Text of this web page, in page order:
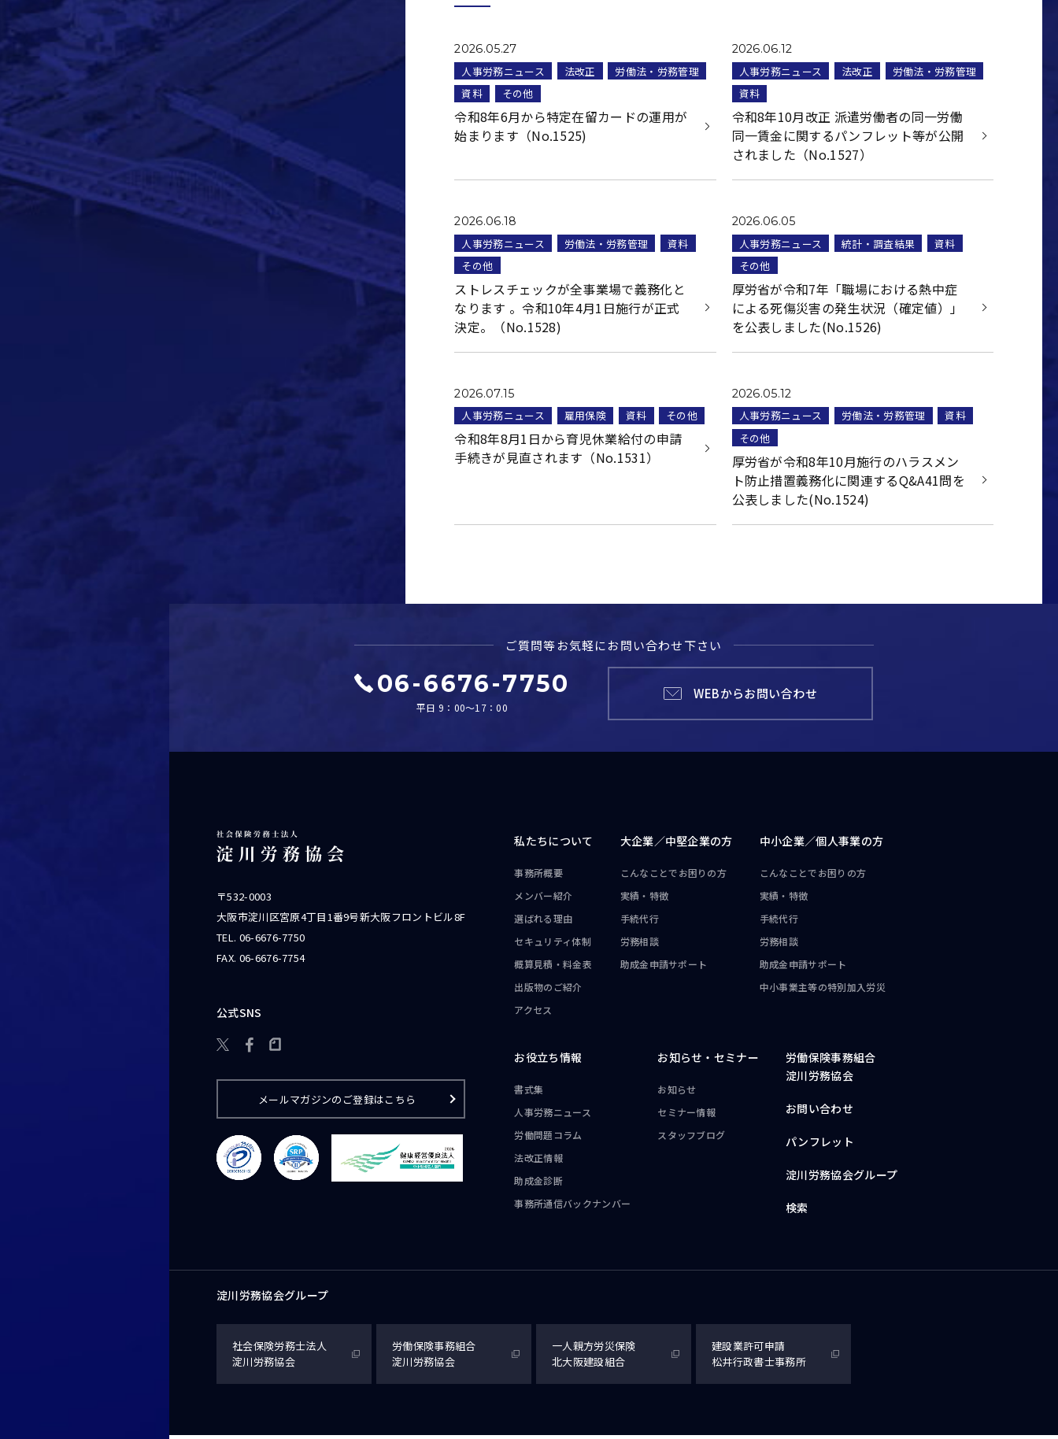
2026.05.27
人事労務ニュース 法改正
労働法・労務管理
資料
その他
令和8年6月から特定在留カードの運用が
始まります（No.1525)
2026.06.12
人事労務ニュース 法改正
労働法・労務管理
資料
令和8年10月改正 派遣労働者の同一労働
同一賃金に関するパンフレット等が公開
されました（No.1527）
2026.06.18
人事労務ニュース 労働法・労務管理
資料
その他
ストレスチェックが全事業場で義務化と
なります 。令和10年4月1日施行が正式
決定。（No.1528)
2026.06.05
人事労務ニュース 統計・調査結果
資料
その他
厚労省が令和7年「職場における熱中症
による死傷災害の発生状況（確定値）」
を公表しました(No.1526)
2026.07.15
人事労務ニュース 雇用保険 資料 その他
令和8年8月1日から育児休業給付の申請
手続きが見直されます（No.1531）
2026.05.12
人事労務ニュース 労働法・労務管理
資料
その他
厚労省が令和8年10月施行のハラスメン
ト防止措置義務化に関連するQ&A41問を
公表しました(No.1524)
ご質問等お気軽にお問い合わせ下さい
06-6676-7750
平日 9：00～17：00
WEBからお問い合わせ
〒532-0003
大阪市淀川区宮原4丁目1番9号新大阪フロントビル8F
TEL. 06-6676-7750
FAX. 06-6676-7754
公式SNS

メールマガジンのご登録はこちら
私たちについて
事務所概要
メンバー紹介
選ばれる理由
セキュリティ体制
概算見積・料金表
出版物のご紹介
アクセス
大企業／中堅企業の方
こんなことでお困りの方
実績・特徴
手続代行
労務相談
助成金申請サポート
中小企業／個人事業の方
こんなことでお困りの方
実績・特徴
手続代行
労務相談
助成金申請サポート
中小事業主等の特別加入労災
お役立ち情報
書式集
人事労務ニュース
労働問題コラム
法改正情報
助成金診断
事務所通信バックナンバー
お知らせ・ セミナー
お知らせ
セミナー情報
スタッフブログ
労働保険事務組合
淀川労務協会
お問い合わせ
パンフレット
淀川労務協会グループ
検索
淀川労務協会グループ
社会保険労務士法人
淀川労務協会
労働保険事務組合
淀川労務協会
一人親方労災保険
北大阪建設組合
建設業許可申請
松井行政書士事務所